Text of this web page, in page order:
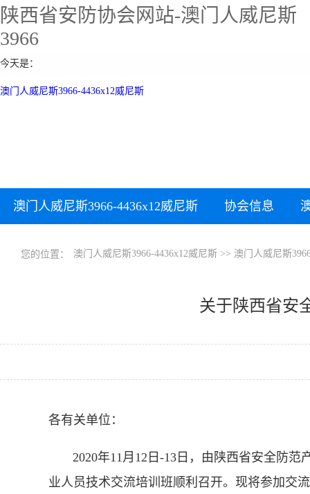
陕西省安防协会网站-澳门人威尼斯
3966
今天是：
澳门人威尼斯3966-4436x12威尼斯
澳门人威尼斯3966-4436x12威尼斯 协会信息
您的位置： 澳门人威尼斯3966-4436x12威尼斯 >> 澳门人威尼斯
关于陕西省安
各有关单位：
2020年11月12日-13日，由陕西省安全防范
业人员技术交流培训班顺利召开。现将参加交